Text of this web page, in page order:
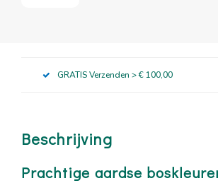
GRATIS Verzenden > € 100,00
Beschrijving
Prachtige aardse